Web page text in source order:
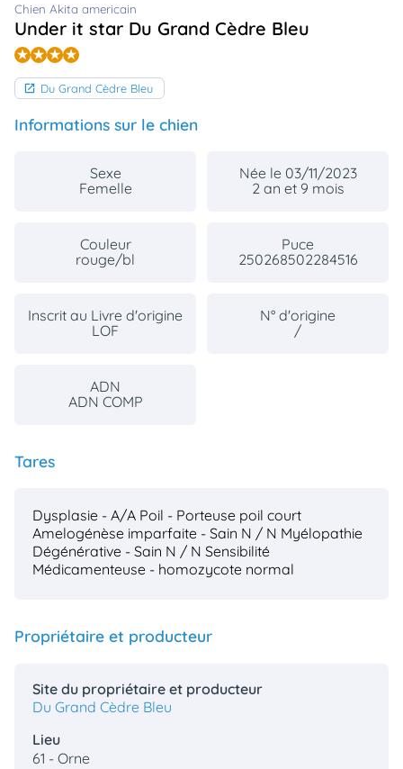
Chien Akita americain
Under it star Du Grand Cèdre Bleu
Du Grand Cèdre Bleu
Informations sur le chien
Sexe
Femelle
Née le 03/11/2023
2 an et 9 mois
Couleur
rouge/bl
Puce
250268502284516
Inscrit au Livre d'origine
LOF
N° d'origine
/
ADN
ADN COMP
Tares
Dysplasie - A/A Poil - Porteuse poil court
Amelogénèse imparfaite - Sain N / N Myélopathie
Dégénérative - Sain N / N Sensibilité
Médicamenteuse - homozycote normal
Propriétaire et producteur
Site du propriétaire et producteur
Du Grand Cèdre Bleu
Lieu
61 - Orne